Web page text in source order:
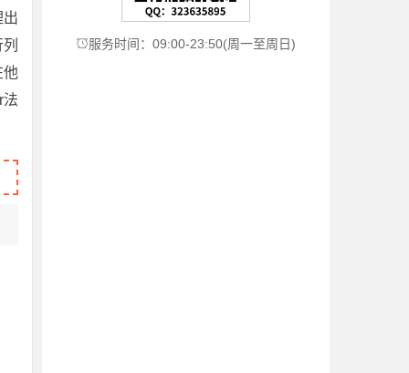
他
法
服务时间：09:00-23:50(周一至周日)